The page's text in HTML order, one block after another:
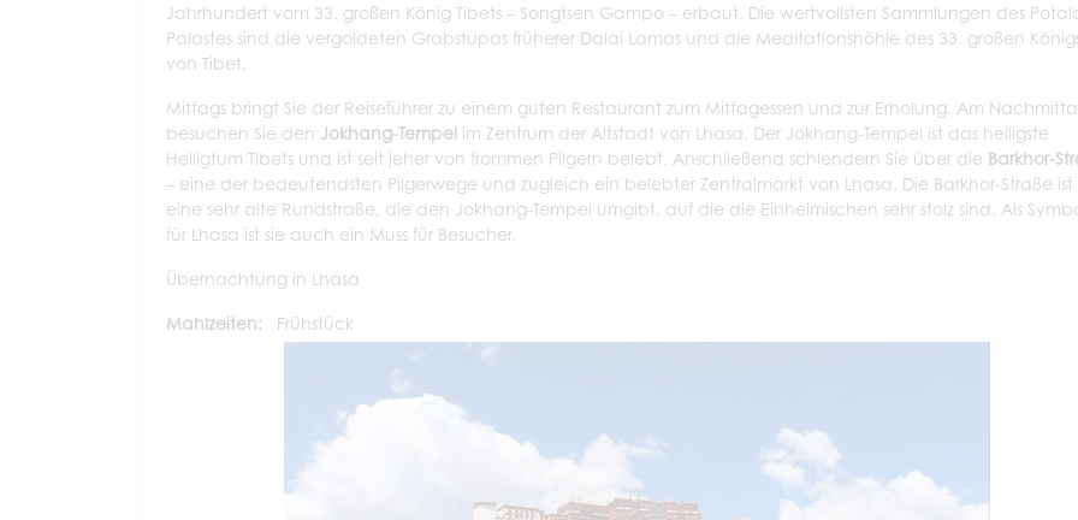
Jahrhundert vom 33. großen König Tibets – Songtsen Gampo – erbaut. Die wertvollsten Sammlungen des
Palastes sind die vergoldeten Grabstupas früherer Dalai Lamas und die Meditationshöhle des 33. großen
von Tibet.
Mittags bringt Sie der Reiseführer zu einem guten Restaurant zum Mittagessen und zur Erholung. Am
besuchen Sie den Jokhang-Tempel im Zentrum der Altstadt von Lhasa. Der Jokhang-Tempel ist das heiligste
Heiligtum Tibets und ist seit jeher von frommen Pilgern belebt. Anschließend schlendern Sie über die Barkhor-
– eine der bedeutendsten Pilgerwege und zugleich ein belebter Zentralmarkt von Lhasa. Die Barkhor-Straße ist
eine sehr alte Rundstraße, die den Jokhang-Tempel umgibt, auf die die Einheimischen sehr stolz sind. Als
für Lhasa ist sie auch ein Muss für Besucher.
Übernachtung in Lhasa
Mahlzeiten: Frühstück